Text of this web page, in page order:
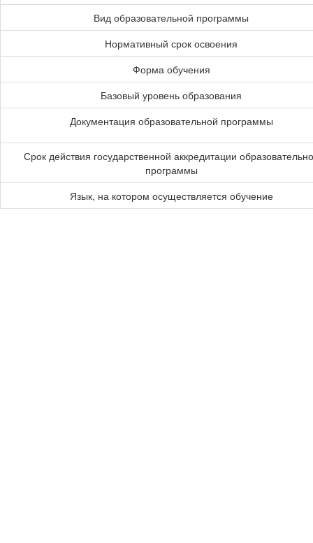
Вид образовательной программы
Нормативный срок освоения
Форма обучения
Базовый уровень образования
Документация образовательной программы
Срок действия государственной аккредитации
программы
Язык, на котором осуществляется обучение